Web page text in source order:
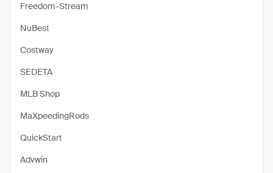
Freedom-Stream
NuBest
Costway
SEDETA
MLB Shop
MaXpeedingRods
QuickStart
Advwin